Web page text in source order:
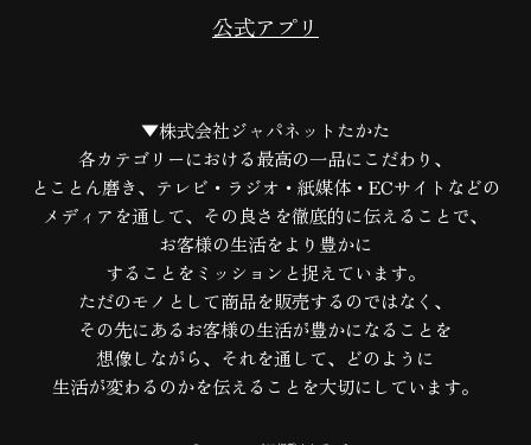
公式アプリ
▼株式会社ジャパネットたかた
各カテゴリーにおける最高の一品にこだわり、
とことん磨き、テレビ・ラジオ・紙媒体・ECサイトなどの
メディアを通して、 その良さを徹底的に伝えることで、
お客様の生活をより豊かに
することをミッションと捉えています。
ただのモノとして商品を販売するのではなく、
その先にあるお客様の生活が豊かになることを
想像しながら、 それを通して、どのように
生活が変わるのかを伝えることを大切にしています。